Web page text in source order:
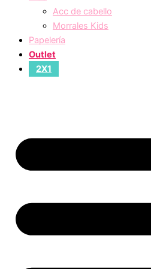
Acc de cabello
Morrales Kids
Papelería
Outlet
2X1